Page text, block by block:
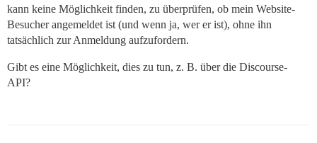
kann keine Möglichkeit finden, zu überprüfen, ob mein Website-
Besucher angemeldet ist (und wenn ja, wer er ist), ohne ihn
tatsächlich zur Anmeldung aufzufordern.
Gibt es eine Möglichkeit, dies zu tun, z. B. über die Discourse-
API?